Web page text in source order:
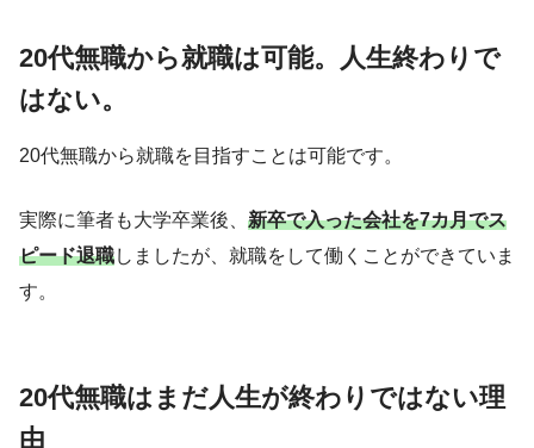
20代無職から就職は可能。人生終わりで
はない。
20代無職から就職を目指すことは可能です。
実際に筆者も大学卒業後、 新卒で入った会社を7カ月でス
ピード退職しましたが、就職をして働くことができていま
す。
20代無職はまだ人生が終わりではない理
由